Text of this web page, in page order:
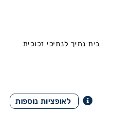
בית נתיך לנתיכי זכוכית